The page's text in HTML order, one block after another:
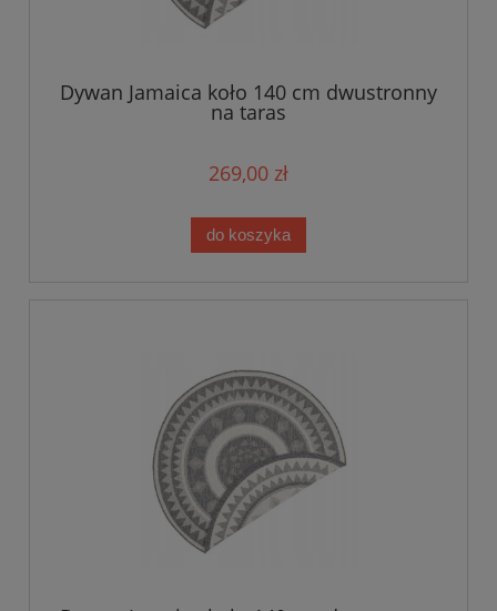
Dywan Jamaica koło 140 cm dwustronny
na taras
269,00 zł
do koszyka